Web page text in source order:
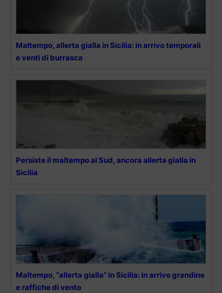
Maltempo, allerta gialla in Sicilia: in arrivo temporali
e venti di burrasca
Persiste il maltempo al Sud, ancora allerta gialla in
Sicilia
Maltempo, “allerta gialla” in Sicilia: in arrivo grandine
e raffiche di vento